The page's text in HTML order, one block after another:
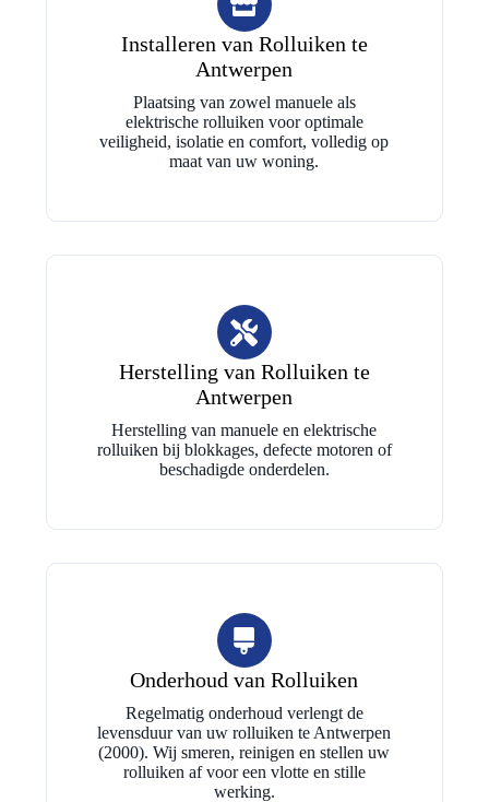
Installeren van Rolluiken te
Antwerpen
Plaatsing van zowel manuele als
elektrische rolluiken voor optimale
veiligheid, isolatie en comfort, volledig op
maat van uw woning.
Herstelling van Rolluiken te
Antwerpen
Herstelling van manuele en elektrische
rolluiken bij blokkages, defecte motoren of
beschadigde onderdelen.
Onderhoud van Rolluiken
Regelmatig onderhoud verlengt de
levensduur van uw rolluiken te Antwerpen
(2000). Wij smeren, reinigen en stellen uw
rolluiken af voor een vlotte en stille
werking.